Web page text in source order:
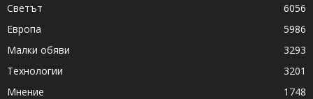
Светът
6056
Европа
5986
Малки обяви
3293
Технологии
3201
Мнение
1748